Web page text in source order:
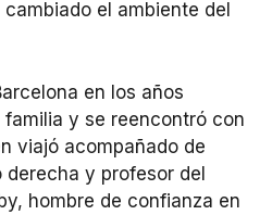
el ambiente del
en los años
y se reencontró con
viajó acompañado de
derecha y profesor del
hombre de confianza en